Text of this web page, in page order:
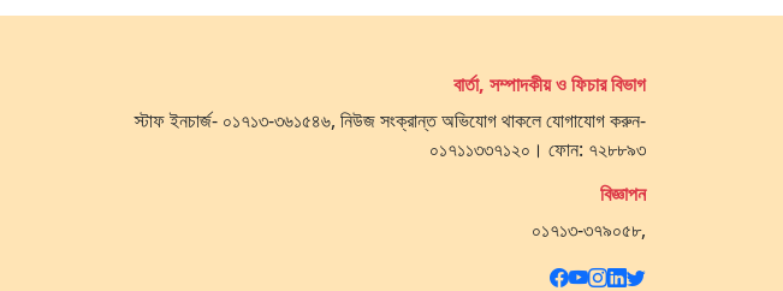
বার্তা, সম্পাদকীয় ও ফিচার বিভাগ
স্টাফ ইনচার্জ- ০১৭১৩-৩৬১৫৪৬, নিউজ সংক্রান্ত অভিযোগ থাকলে যোগাযোগ করুন-
০১৭১১৩৩৭১২০। ফোন: ৭২৮৮৯৩
বিজ্ঞাপন
০১৭১৩-৩৭৯০৫৮,